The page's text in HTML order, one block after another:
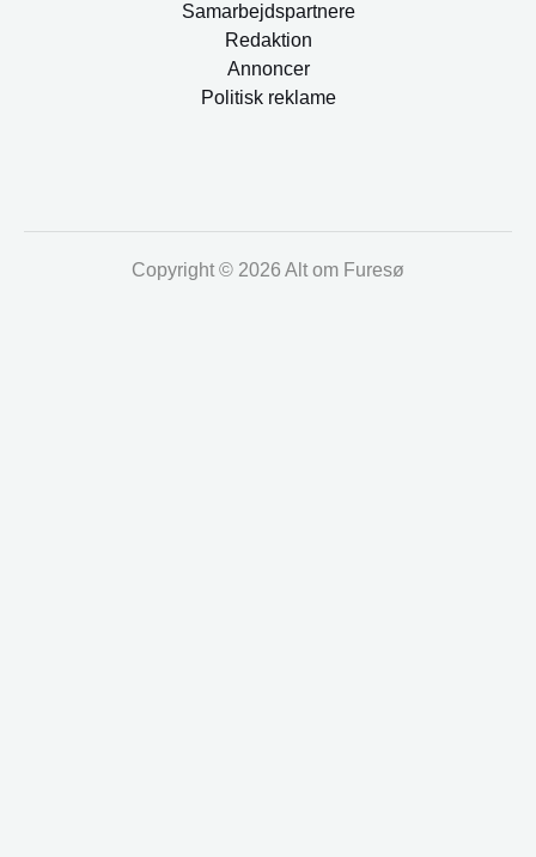
Samarbejdspartnere
Redaktion
Annoncer
Politisk reklame
Copyright © 2026 Alt om Furesø